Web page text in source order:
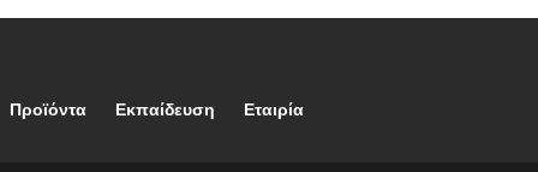
Footer main navigation
Προϊόντα Εκπαίδευση Eταιρία